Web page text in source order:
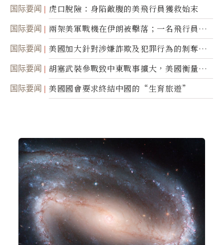
国际要闻 虎口脫險：身陷敵腹的美飛行員獲救始末
国际要闻
兩架美軍戰機在伊朗被擊落；一名飛行員失
蹤
国际要闻
美國加大針對涉嫌詐欺及犯罪行為的剝奪公
民權力度
国际要闻
胡塞武裝參戰致中東戰事擴大，美國衡量地
面入侵的可能性
国际要闻 美國國會要求終結中國的“生育旅遊”